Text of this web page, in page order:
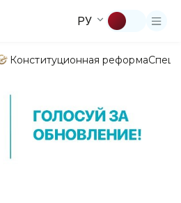
РУ
Конституционная реформа